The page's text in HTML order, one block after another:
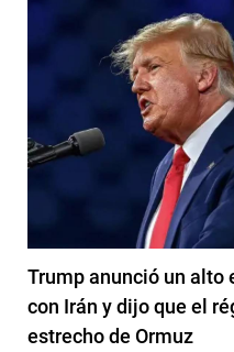
Trump anunció un alto
con Irán y dijo que el
estrecho de Ormuz